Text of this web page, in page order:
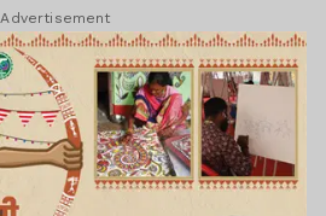
Advertisement